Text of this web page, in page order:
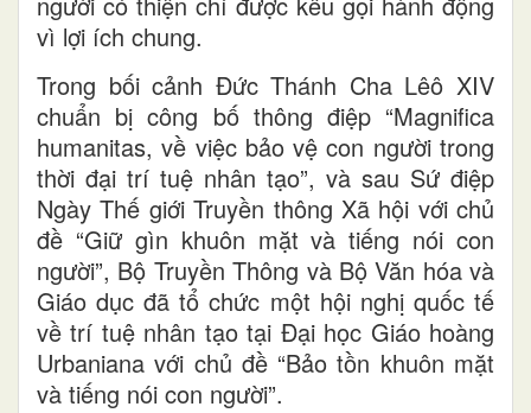
vì lợi ích chung.
Trong bối cảnh Đức Thánh Cha Lêô XIV
chuẩn bị công bố thông điệp “Magnifica
humanitas, về việc bảo vệ con người trong
thời đại trí tuệ nhân tạo”, và sau Sứ điệp
Ngày Thế giới Truyền thông Xã hội với chủ
đề “Giữ gìn khuôn mặt và tiếng nói con
người”, Bộ Truyền Thông và Bộ Văn hóa và
Giáo dục đã tổ chức một hội nghị quốc tế
về trí tuệ nhân tạo tại Đại học Giáo hoàng
Urbaniana với chủ đề “Bảo tồn khuôn mặt
và tiếng nói con người”.